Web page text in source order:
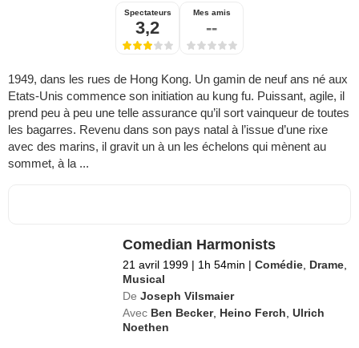
Spectateurs
3,2
Mes amis
--
1949, dans les rues de Hong Kong. Un gamin de neuf ans né aux
Etats-Unis commence son initiation au kung fu. Puissant, agile, il
prend peu à peu une telle assurance qu’il sort vainqueur de toutes
les bagarres. Revenu dans son pays natal à l’issue d’une rixe
avec des marins, il gravit un à un les échelons qui mènent au
sommet, à la ...
Comedian Harmonists
21 avril 1999 | 1h 54min | Comédie Drame
Musical
De Joseph Vilsmaier
Avec Ben Becker, Heino Ferch ,Ulrich
Noethen